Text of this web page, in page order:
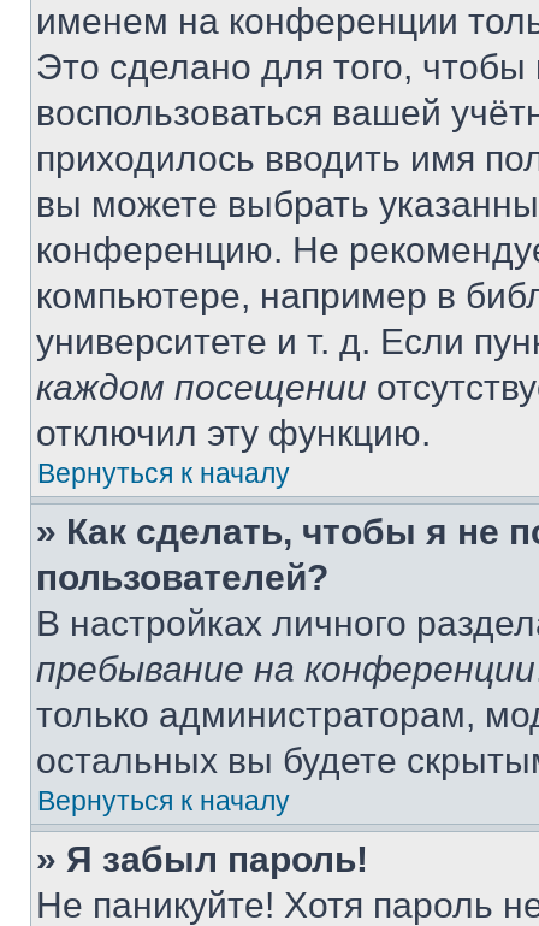
именем на конференции
Это сделано для того, чтобы
воспользоваться вашей
приходилось вводить имя
вы можете выбрать
конференцию. Не
компьютере, например в
университете и т. д. Если
каждом посещении
отключил эту функцию.
Вернуться к началу
» Как сделать, чтобы я не
пользователей?
В настройках личного
пребывание на конференции
только администраторам,
остальных вы будете
Вернуться к началу
» Я забыл пароль!
Не паникуйте! Хотя пароль